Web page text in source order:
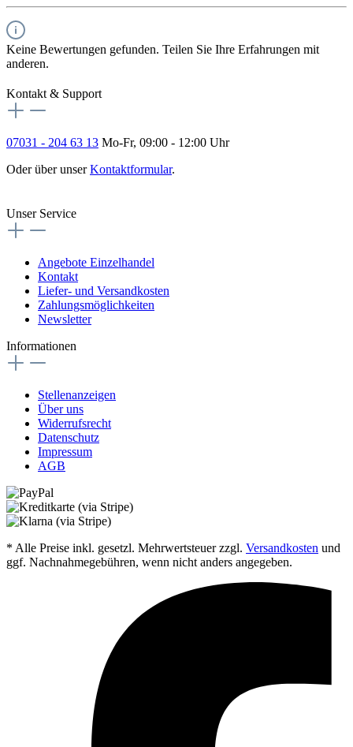
Keine Bewertungen gefunden. Teilen Sie Ihre Erfahrungen mit
anderen.
Kontakt & Support
07031 - 204 63 13 Mo-Fr, 09:00 - 12:00 Uhr
Oder über unserKontaktformular.
Unser Service
Angebote Einzelhandel
Kontakt
Liefer- und Versandkosten
Zahlungsmöglichkeiten
Newsletter
Informationen
Stellenanzeigen
Über uns
Widerrufsrecht
Datenschutz
Impressum
AGB
* Alle Preise inkl. gesetzl. Mehrwertsteuer zzgl. Versandkosten und
ggf. Nachnahmegebühren, wenn nicht anders angegeben.